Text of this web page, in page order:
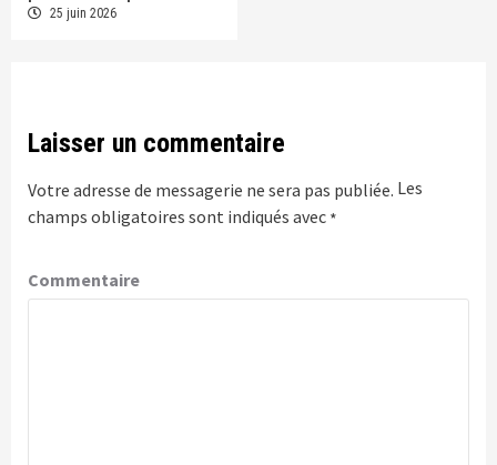
25 juin 2026
Laisser un commentaire
Votre adresse de messagerie ne sera pas publiée. Les
champs obligatoires sont indiqués avec *
Commentaire